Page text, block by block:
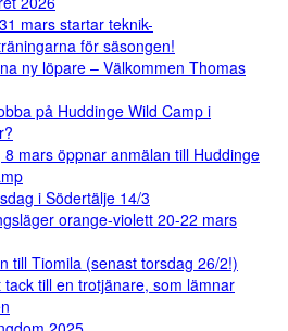
mars startar teknik-
för säsongen!
ny löpare – Välkommen Thomas
på Huddinge Wild Camp i
8 mars öppnar anmälan till Huddinge
i Södertälje 14/3
orange-violett 20-22 mars
till Tiomila (senast torsdag 26/2!)
tack till en trotjänare, som lämnar